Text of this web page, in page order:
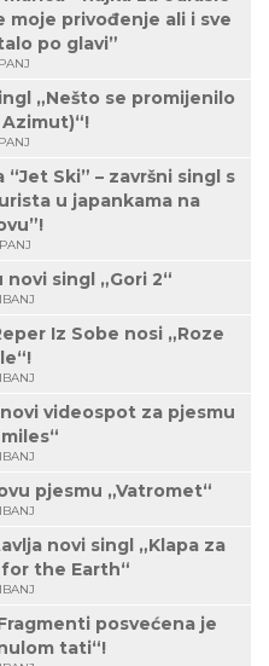
privođenje ali i sve
po glavi”
„Nešto se promijenilo
Ski” – završni singl s
u japankama na
singl „Gori 2“
Iz Sobe nosi „Roze
videospot za pjesmu
pjesmu „Vatromet“
novi singl „Klapa za
the Earth“
posvećena je
tati“!